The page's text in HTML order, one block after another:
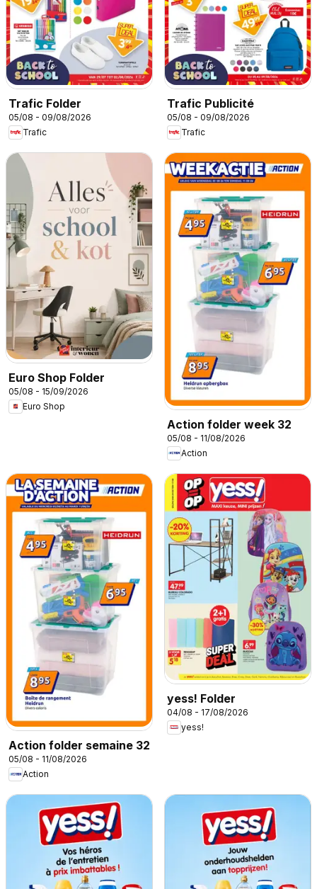
Trafic Folder
05/08 - 09/08/2026
Trafic
Trafic Publicité
05/08 - 09/08/2026
Trafic
Euro Shop Folder
05/08 - 15/09/2026
Euro Shop
Action folder week 32
05/08 - 11/08/2026
Action
Action folder semaine 32
05/08 - 11/08/2026
Action
yess! Folder
04/08 - 17/08/2026
yess!